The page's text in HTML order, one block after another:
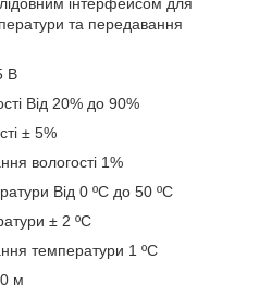
та передавання
В
Від 20% до 90%
± 5%
вологості 1%
Від 0 ºC до 50 ºC
± 2 ºC
температури 1 ºC
м